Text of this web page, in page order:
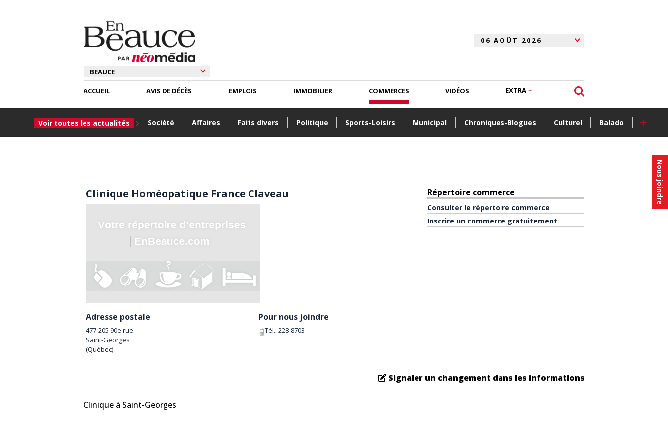
Nous joindre
ACCUEIL
Voir toutes les actualités Société Affaires Faits divers Politique Sports-Loisirs Municipal Chroniques-Blogues Culturel Balado +
AVIS DE DÉCÈS EMPLOIS IMMOBILIER COMMERCES VIDÉOS EXTRA
Clinique Homéopatique France Claveau
Adresse postale
477-205 90e rue
Saint-Georges
(Québec)
Pour nous joindre
Tél.: 228-8703
Répertoire commerce
Consulter le répertoire commerce
Inscrire un commerce gratuitement
Signaler un changement dans les informations
Clinique à Saint-Georges